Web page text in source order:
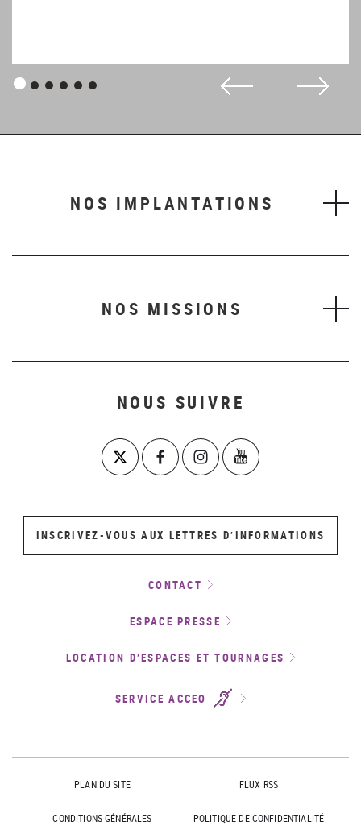
Panneau
Panneau
Panneau
Panneau
Panneau
Panneau
NOS IMPLANTATIONS
NOS MISSIONS
NOUS SUIVRE
INSCRIVEZ-VOUS AUX LETTRES D’INFORMATIONS
CONTACT
ESPACE PRESSE
LOCATION D’ESPACES ET TOURNAGES
SERVICE ACCEO
PLAN DU SITE FLUX RSS
CONDITIONS GÉNÉRALES
POLITIQUE DE CONFIDENTIALITÉ